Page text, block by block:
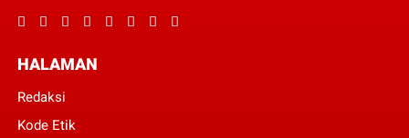
HALAMAN
Redaksi
Kode Etik